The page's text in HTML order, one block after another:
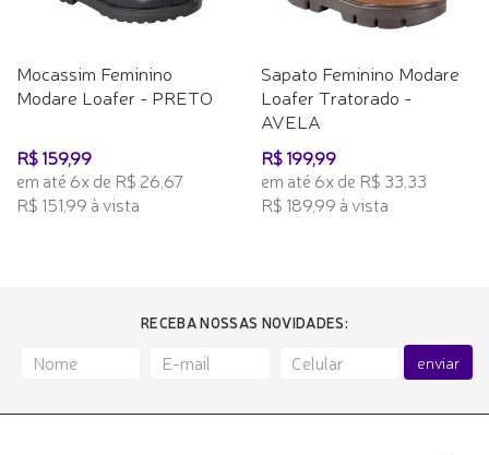
Mocassim Feminino
Modare Loafer - PRETO
R$ 159,99
em até 6x de R$ 26,67
R$ 151,99 à vista
Sapato Feminino Modare
Loafer Tratorado -
AVELA
R$ 199,99
em até 6x de R$ 33,33
R$ 189,99 à vista
RECEBA NOSSAS NOVIDADES:
enviar